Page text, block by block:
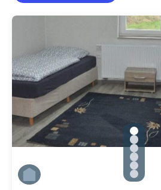
Zu
Zu
Zu
Zu
Zu
Zu